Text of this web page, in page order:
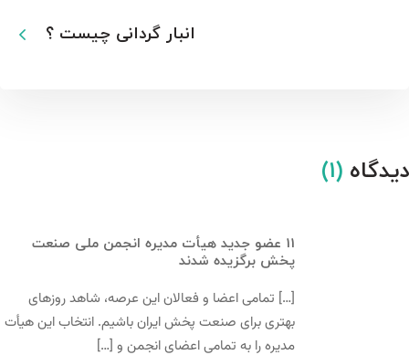
انبار گردانی چیست ؟
دیدگاه (1)
11 عضو جدید هیأت مدیره انجمن ملی صنعت
پخش برگزیده شدند
[…] تمامی اعضا و فعالان این عرصه، شاهد روزهای
بهتری برای صنعت پخش ایران باشیم. انتخاب این هیأت
مدیره را به تمامی اعضای انجمن و […]